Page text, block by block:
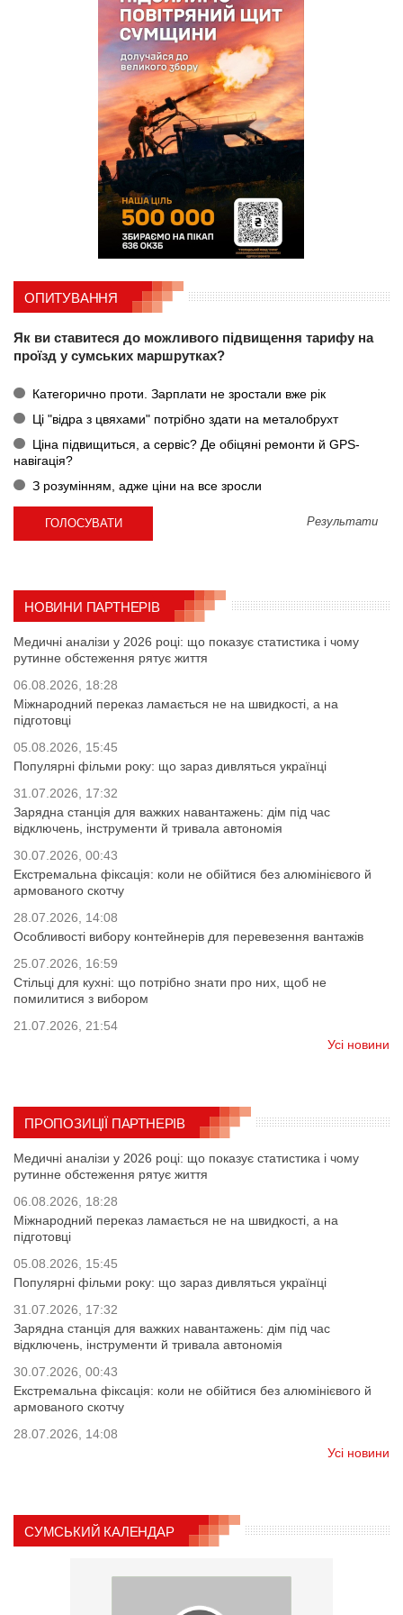
ОПИТУВАННЯ
Як ви ставитеся до можливого підвищення тарифу на
проїзд у сумських маршрутках?
Категорично проти. Зарплати не зростали вже рік
Ці "відра з цвяхами" потрібно здати на металобрухт
Ціна підвищиться, а сервіс? Де обіцяні ремонти й GPS-
навігація?
З розумінням, адже ціни на все зросли
Результати
НОВИНИ ПАРТНЕРІВ
Медичні аналізи у 2026 році: що показує статистика і чому
рутинне обстеження рятує життя
06.08.2026, 18:28
Міжнародний переказ ламається не на швидкості, а на
підготовці
05.08.2026, 15:45
Популярні фільми року: що зараз дивляться українці
31.07.2026, 17:32
Зарядна станція для важких навантажень: дім під час
відключень, інструменти й тривала автономія
30.07.2026, 00:43
Екстремальна фіксація: коли не обійтися без алюмінієвого й
армованого скотчу
28.07.2026, 14:08
Особливості вибору контейнерів для перевезення вантажів
25.07.2026, 16:59
Стільці для кухні: що потрібно знати про них, щоб не
помилитися з вибором
21.07.2026, 21:54
Усі новини
ПРОПОЗИЦІЇ ПАРТНЕРІВ
Медичні аналізи у 2026 році: що показує статистика і чому
рутинне обстеження рятує життя
06.08.2026, 18:28
Міжнародний переказ ламається не на швидкості, а на
підготовці
05.08.2026, 15:45
Популярні фільми року: що зараз дивляться українці
31.07.2026, 17:32
Зарядна станція для важких навантажень: дім під час
відключень, інструменти й тривала автономія
30.07.2026, 00:43
Екстремальна фіксація: коли не обійтися без алюмінієвого й
армованого скотчу
28.07.2026, 14:08
Усі новини
СУМСЬКИЙ КАЛЕНДАР